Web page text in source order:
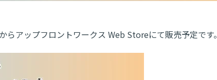
アップフロントワークス Web Storeにて販売予定です。